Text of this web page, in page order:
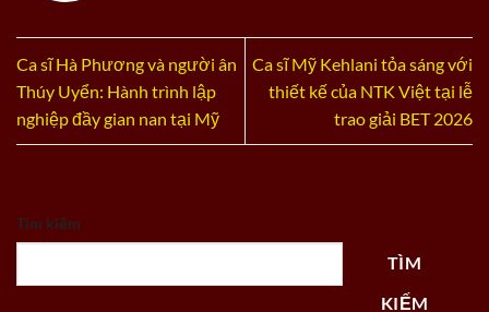
Ca sĩ Hà Phương và người ân
Thúy Uyển: Hành trình lập
nghiệp đầy gian nan tại Mỹ
Ca sĩ Mỹ Kehlani tỏa sáng với
thiết kế của NTK Việt tại lễ
trao giải BET 2026
Tìm kiếm
TÌM
KIẾM